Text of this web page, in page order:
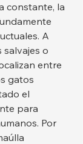
constante, la
A
salvajes o
entre
gatos
el
para
Por